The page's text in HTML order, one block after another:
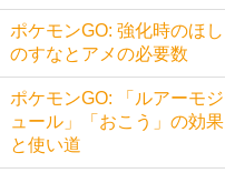
ポケモンGO: 強化時のほし
のすなとアメの必要数
ポケモンGO: 「ルアーモジ
ュール」「おこう」の効果
と使い道